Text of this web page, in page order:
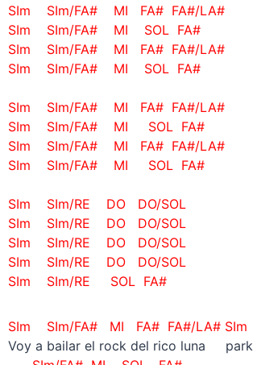
SIm SIm/FA# MI FA# FA#/LA#
SIm SIm/FA# MI SOL FA#
SIm SIm/FA# MI FA# FA#/LA#
SIm SIm/FA# MI SOL FA#
SIm SIm/FA# MI FA# FA#/LA#
SIm SIm/FA# MI SOL FA#
SIm SIm/FA# MI FA# FA#/LA#
SIm SIm/FA# MI SOL FA#
SIm SIm/RE DO DO/SOL
SIm SIm/RE DO DO/SOL
SIm SIm/RE DO DO/SOL
SIm SIm/RE DO DO/SOL
SIm SIm/RE SOL FA#
SIm SIm/FA# MI FA# FA#/LA# SIm
Voy a bailar el rock del rico luna park